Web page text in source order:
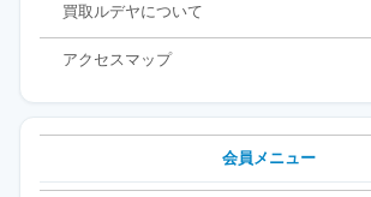
買取ルデヤについて
アクセスマップ
会員メニュー